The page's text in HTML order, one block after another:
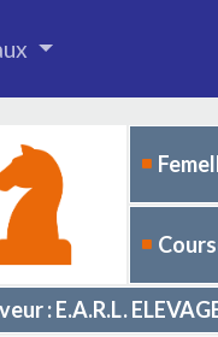
: E.A.R.L.